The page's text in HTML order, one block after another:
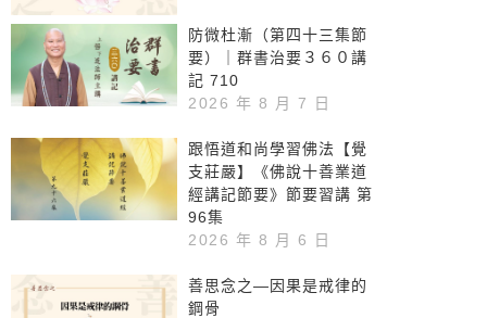
防微杜漸（第四十三集節
要）｜群書治要３６０講
記 710
2026 年 8 月 7 日
跟悟道和尚學習佛法【覺
支莊嚴】《佛說十善業道
經講記節要》節要習講 第
96集
2026 年 8 月 6 日
善思念之—因果是戒律的
鋼骨